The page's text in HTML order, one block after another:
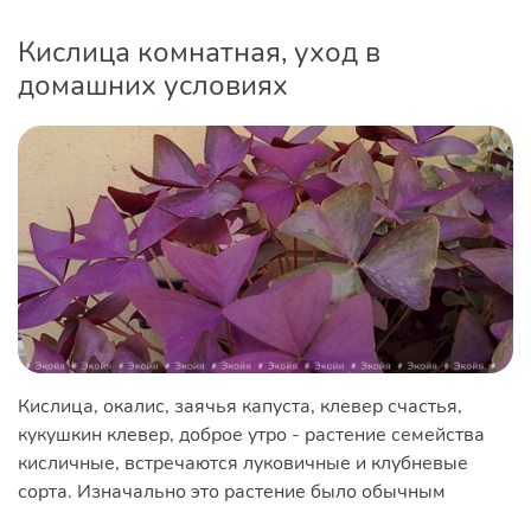
Кислица комнатная, уход в
домашних условиях
Кислица, окалис, заячья капуста, клевер счастья,
кукушкин клевер, доброе утро - растение семейства
кисличные, встречаются луковичные и клубневые
сорта. Изначально это растение было обычным